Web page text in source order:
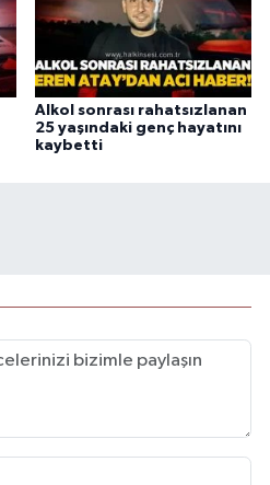
Alkol sonrası rahatsızlanan
25 yaşındaki genç hayatını
kaybetti